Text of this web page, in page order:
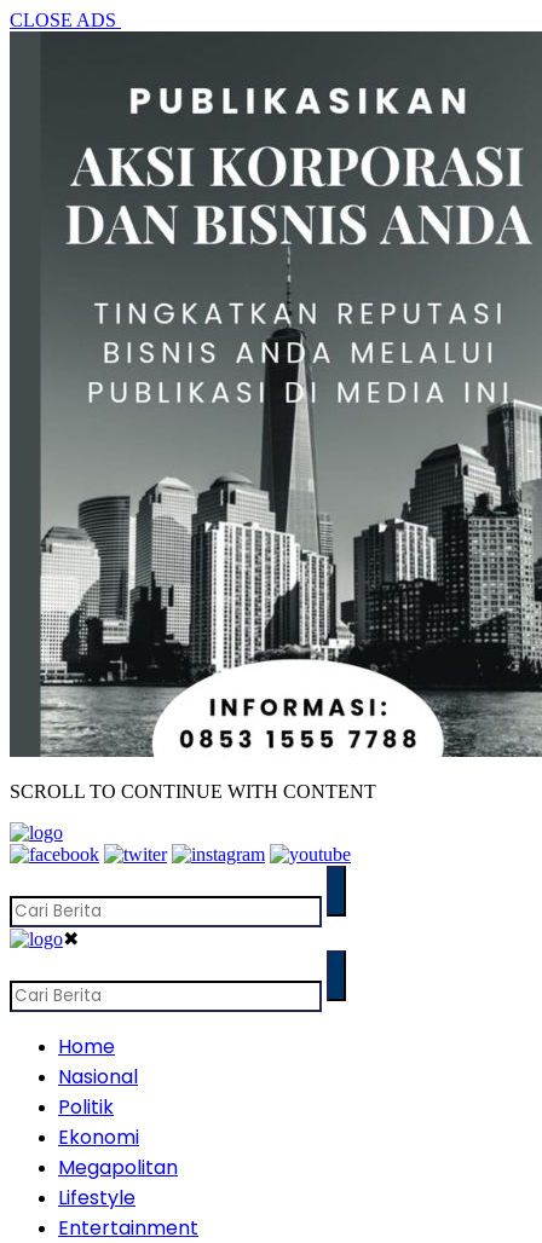
CLOSE ADS
SCROLL TO CONTINUE WITH CONTENT
✖
Home
Nasional
Politik
Ekonomi
Megapolitan
Lifestyle
Entertainment